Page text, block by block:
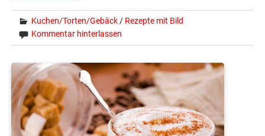
Kuchen/Torten/Gebäck / Rezepte mit Bild
Kommentar hinterlassen